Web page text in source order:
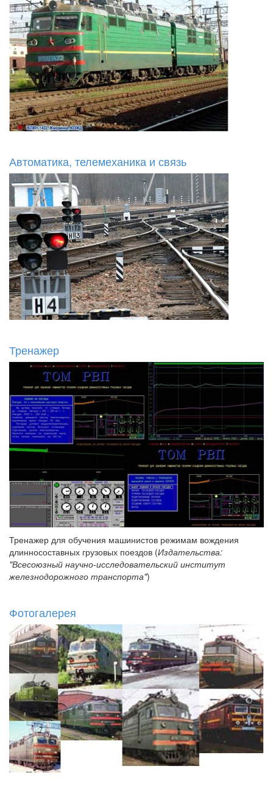
Автоматика, телемеханика и связь
Тренажер
Тренажер для обучения машинистов режимам вождения
длинносоставных грузовых поездов (Издательства:
"Всесоюзный научно-исследовательский институт
железнодорожного транспорта")
Фотогалерея